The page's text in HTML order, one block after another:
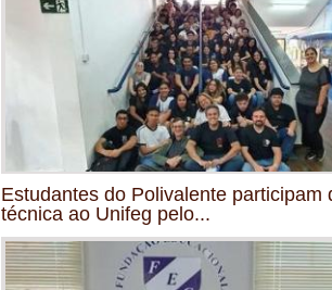
Estudantes do Polivalente participam
técnica ao Unifeg pelo...